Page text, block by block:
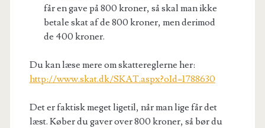
får en gave på 800 kroner, så skal man ikke
betale skat af de 800 kroner, men derimod
de 400 kroner.
Du kan læse mere om skattereglerne her:
http://www.skat.dk/SKAT.aspx?oId=1788630
Det er faktisk meget ligetil, når man lige får det
læst. Køber du gaver over 800 kroner, så bør du